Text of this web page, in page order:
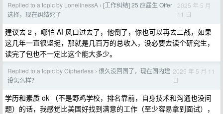
Replied to a topic by LonelinessA › [工作纠结] 25 应届生 Offer
选择，现在纠结死了
2025 年 5 月
11 日
建议去 2 ，哪怕 AI 风口过去了，他倒了，你也可以再去二战，如果
这几年一直很坚挺，那就是几百万的总收入，没必要去读个研究生，
读完了包也不一定比这个能大多少。
Replied to a topic by Cipherless › 很久没回国了，现在国内建
设怎么样？
2025 年 5 月 11
日
学历和素质 ok （不是野鸡学校，排名靠前，自身技术和沟通也没问
题）的话，我感觉比美国好找到满意的工作（至少容易拿到面试），